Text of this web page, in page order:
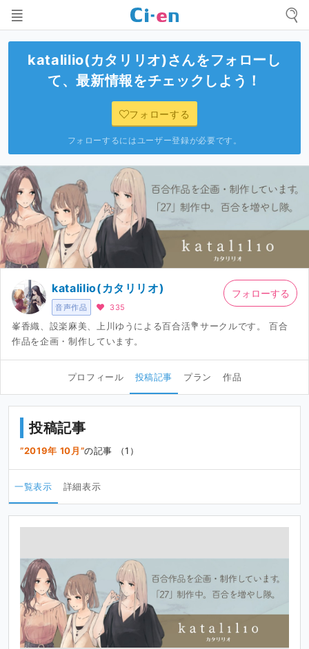
katalilio(カタリリオ)さんをフォローし
て、最新情報をチェックしよう！
フォローする
フォローするにはユーザー登録が必要です。
音声作品
katalilio(カタリリオ)
335
峯香織、設楽麻美、上川ゆうによる百合活💐サークルです。 百合
作品を企画・制作しています。
フォローする
プロフィール 投稿記事 プラン 作品
投稿記事
2019年 10月 の記事 （1）
一覧表示 詳細表示